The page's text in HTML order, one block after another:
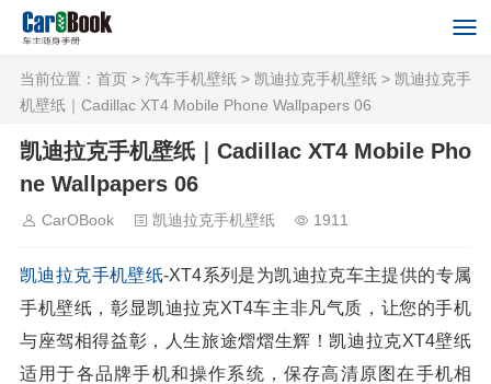
当前位置： 首页 > 汽车手机壁纸 > 凯迪拉克手机壁纸 > 凯迪拉克手
机壁纸｜Cadillac XT4 Mobile Phone Wallpapers 06
凯迪拉克手机壁纸｜Cadillac XT4 Mobile Pho
ne Wallpapers 06
CarOBook 凯迪拉克手机壁纸 1911
凯迪拉克手机壁纸-XT4系列是为凯迪拉克车主提供的专属
手机壁纸，彰显凯迪拉克XT4车主非凡气质，让您的手机
与座驾相得益彰，人生旅途熠熠生辉！凯迪拉克XT4壁纸
适用于各品牌手机和操作系统，保存高清原图在手机相